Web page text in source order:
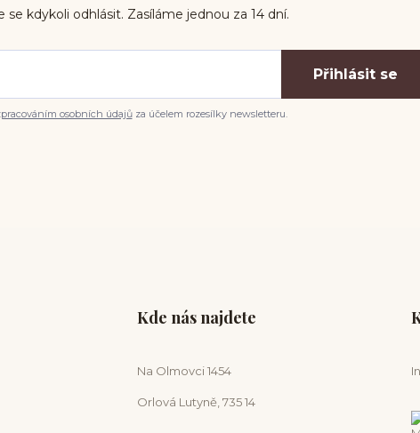
se kdykoli odhlásit. Zasíláme jednou za 14 dní.
Přihlásit se
osobních údajůza účelem rozesílky newsletteru.
Kde nás najdete
Na Olmovci 1454
Orlová Lutyně, 735 14